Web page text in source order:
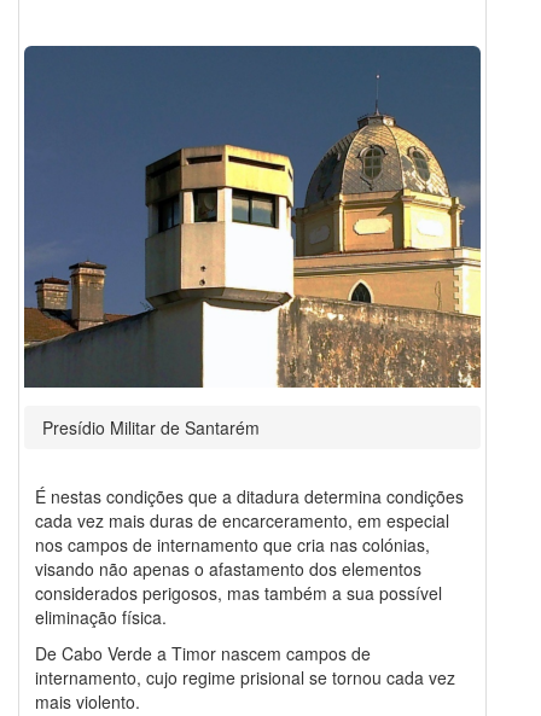
Presídio Militar de Santarém
É nestas condições que a ditadura determina condições
cada vez mais duras de encarceramento, em especial
nos campos de internamento que cria nas colónias,
visando não apenas o afastamento dos elementos
considerados perigosos, mas também a sua possível
eliminação física.
De Cabo Verde a Timor nascem campos de
internamento, cujo regime prisional se tornou cada vez
mais violento.